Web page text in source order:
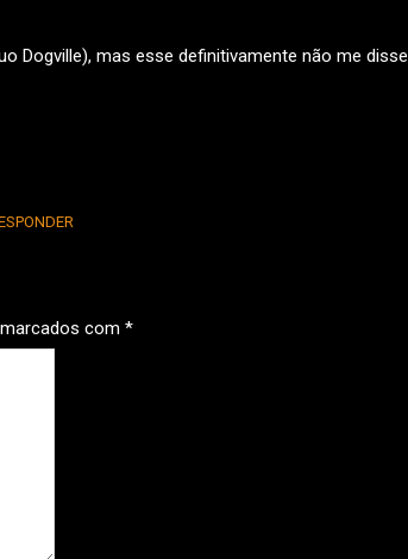
Dogville), mas esse definitivamente não me disse
com *